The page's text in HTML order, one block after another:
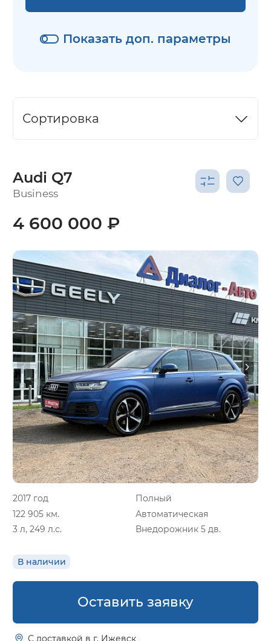
Показать доп. параметры
Сортировка
Audi Q7
Business
2017 год
Полный
122 905 км.
Автоматическая
3 л, 249 л.с.
Внедорожник 5 дв.
В наличии
4 600 000 ₽
Оставить заявку
С доставкой в г. Ижевск